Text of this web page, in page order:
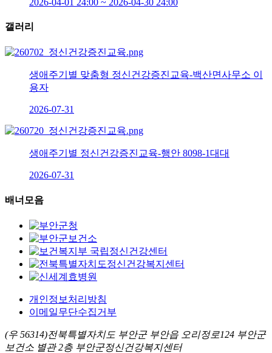
갤러리
생애주기별 맞춤형 정신건강증진교육-백산면사무소 이
용자
2026-07-31
생애주기별 정신건강증진교육-행안 8098-1대대
2026-07-31
배너모음
개인정보처리방침
이메일무단수집거부
(우 56314)전북특별자치도 부안군 부안읍 오리정로124 부안군
보건소 별관 2층 부안군정신건강복지센터